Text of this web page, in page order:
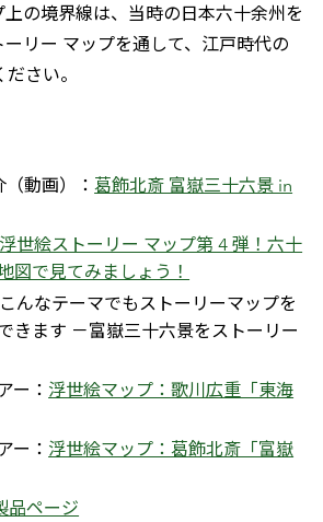
の境界線は、当時の日本六十余州を
リー マップを通して、江戸時代の
さい。
（動画）：葛飾北斎 富嶽三十六景 in
浮世絵ストーリー マップ第 4 弾！六十
図で見てみましょう！
んなテーマでもストーリーマップを
きます －富嶽三十六景をストーリー
ー： 浮世絵マップ：歌川広重「東海
ー： 浮世絵マップ：葛飾北斎「富嶽
品ページ